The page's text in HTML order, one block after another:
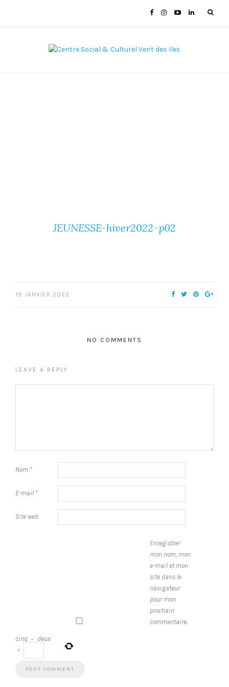
JEUNESSE-hiver2022-p02
19 JANVIER 2022
NO COMMENTS
LEAVE A REPLY
Nom *
E-mail *
Site web
Enregistrer
mon nom, mon
e-mail et mon
site dans le
navigateur
pour mon
prochain
commentaire.
cinq − deux
=